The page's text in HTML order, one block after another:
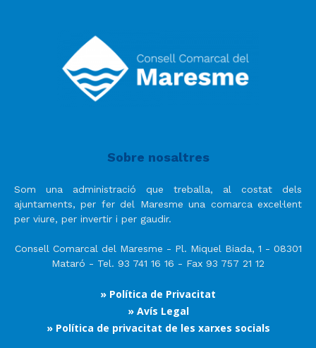
Sobre nosaltres
Som una administració que treballa, al costat dels
ajuntaments, per fer del Maresme una comarca excel·lent
per viure, per invertir i per gaudir.
Consell Comarcal del Maresme - Pl. Miquel Biada, 1 - 08301
Mataró - Tel. 93 741 16 16 - Fax 93 757 21 12
» Política de Privacitat
» Avís Legal
» Política de privacitat de les xarxes socials